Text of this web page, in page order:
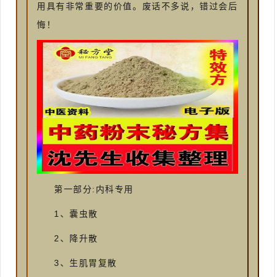
用具有非常重要的价值。废话不多说，错过会后
悔！
第一部分:内科专用
1 、囊虫散
2、降升散
3、生肌胃复散